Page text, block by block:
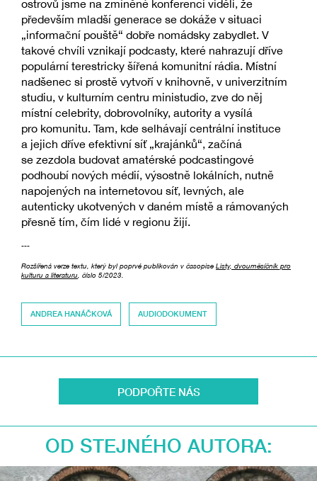
ostrovů jsme na zmíněné konferenci viděli, že
především mladší generace se dokáže v situaci
„informační pouště“ dobře nomádsky zabydlet. V
takové chvíli vznikají podcasty, které nahrazují dříve
populární terestricky šířená komunitní rádia. Místní
nadšenec si prostě vytvoří v knihovně, v univerzitním
studiu, v kulturním centru ministudio, zve do něj
místní celebrity, dobrovolníky, autority a vysílá
pro komunitu. Tam, kde selhávají centrální instituce
a jejich dříve efektivní síť „krajánků“, začíná
se zezdola budovat amatérské podcastingové
podhoubí nových médií, výsostně lokálních, nutně
napojených na internetovou síť, levných, ale
autenticky ukotvených v daném místě a rámovaných
přesně tím, čím lidé v regionu žijí.
---
Rozšířená verze textu, který byl poprvé publikován v časopise Listy, dvouměsíčník pro
kulturu a literaturu , číslo 5/2023.
ANDREA HANÁČKOVÁ AUDIODOKUMENT
PODPOŘTE NÁS
OD STEJNÉHO AUTORA: